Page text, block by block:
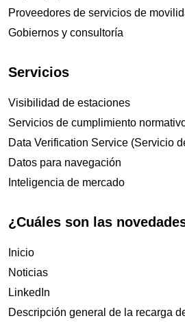
Proveedores de servicios de
Gobiernos y consultoría
Servicios
Visibilidad de estaciones
Servicios de cumplimiento
Data Verification Service (Servicio
Datos para navegación
Inteligencia de mercado
¿Cuáles son las
Inicio
Noticias
LinkedIn
Descripción general de la recarga